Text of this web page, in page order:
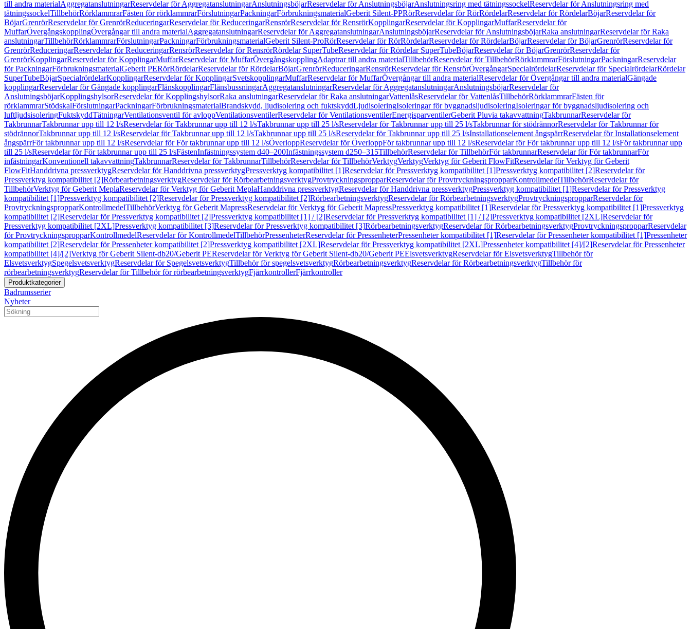
till andra materialAggregatanslutningarReservdelar för AggregatanslutningarAnslutningsböjarReservdelar för AnslutningsböjarAnslutningsring med tätningssockelReservdelar för Anslutningsring med
tätningssockelTillbehörRörklammrarFästen för rörklammrarFörslutningarPackningarFörbrukningsmaterialGeberit Silent-PPRörReservdelar för RörRördelarReservdelar för RördelarBöjarReservdelar för
BöjarGrenrörReservdelar för GrenrörReduceringarReservdelar för ReduceringarRensrörReservdelar för RensrörKopplingarReservdelar för KopplingarMuffarReservdelar för
MuffarÖvergångskopplingÖvergångar till andra materialAggregatanslutningarReservdelar för AggregatanslutningarAnslutningsböjarReservdelar för AnslutningsböjarRaka anslutningarReservdelar för Raka
anslutningarTillbehörRörklammrarFörslutningarPackningarFörbrukningsmaterialGeberit Silent-ProRörReservdelar för RörRördelarReservdelar för RördelarBöjarReservdelar för BöjarGrenrörReservdelar för
GrenrörReduceringarReservdelar för ReduceringarRensrörReservdelar för RensrörRördelar SuperTubeReservdelar för Rördelar SuperTubeBöjarReservdelar för BöjarGrenrörReservdelar för
GrenrörKopplingarReservdelar för KopplingarMuffarReservdelar för MuffarÖvergångskopplingAdaptrar till andra materialTillbehörReservdelar för TillbehörRörklammrarFörslutningarPackningarReservdelar
för PackningarFörbrukningsmaterialGeberit PERörRördelarReservdelar för RördelarBöjarGrenrörReduceringarRensrörReservdelar för RensrörÖvergångarSpecialrördelarReservdelar för SpecialrördelarRördelar
SuperTubeBöjarSpecialrördelarKopplingarReservdelar för KopplingarSvetskopplingarMuffarReservdelar för MuffarÖvergångar till andra materialReservdelar för Övergångar till andra materialGängade
kopplingarReservdelar för Gängade kopplingarFlänskopplingarFlänsbussningarAggregatanslutningarReservdelar för AggregatanslutningarAnslutningsböjarReservdelar för
AnslutningsböjarKopplingshylsorReservdelar för KopplingshylsorRaka anslutningarReservdelar för Raka anslutningarVattenlåsReservdelar för VattenlåsTillbehörRörklammrarFästen för
rörklammrarStödskalFörslutningarPackningarFörbrukningsmaterialBrandskydd, ljudisolering och fuktskyddLjudisoleringIsoleringar för byggnadsljudisoleringIsoleringar för byggnadsljudisolering och
luftljudsisoleringFuktskyddTätningarVentilationsventil för avloppVentilationsventilerReservdelar för VentilationsventilerEnergisparventilerGeberit Pluvia takavvattningTakbrunnarReservdelar för
TakbrunnarTakbrunnar upp till 12 l/sReservdelar för Takbrunnar upp till 12 l/sTakbrunnar upp till 25 l/sReservdelar för Takbrunnar upp till 25 l/sTakbrunnar för stödrännorReservdelar för Takbrunnar för
stödrännorTakbrunnar upp till 12 l/sReservdelar för Takbrunnar upp till 12 l/sTakbrunnar upp till 25 l/sReservdelar för Takbrunnar upp till 25 l/sInstallationselement ångspärrReservdelar för Installationselement
ångspärrFör takbrunnar upp till 12 l/sReservdelar för För takbrunnar upp till 12 l/sÖverloppReservdelar för ÖverloppFör takbrunnar upp till 12 l/sReservdelar för För takbrunnar upp till 12 l/sFör takbrunnar upp
till 25 l/sReservdelar för För takbrunnar upp till 25 l/sFästenInfästningssystem d40–200Infästningssystem d250–315TillbehörReservdelar för TillbehörFör takbrunnarReservdelar för För takbrunnarFör
infästningarKonventionell takavvattningTakbrunnarReservdelar för TakbrunnarTillbehörReservdelar för TillbehörVerktygVerktygVerktyg för Geberit FlowFitReservdelar för Verktyg för Geberit
FlowFitHanddrivna pressverktygReservdelar för Handdrivna pressverktygPressverktyg kompatibilitet [1]Reservdelar för Pressverktyg kompatibilitet [1]Pressverktyg kompatibilitet [2]Reservdelar för
Pressverktyg kompatibilitet [2]RörbearbetningsverktygReservdelar för RörbearbetningsverktygProvtryckningspropparReservdelar för ProvtryckningspropparKontrollmedelTillbehörReservdelar för
TillbehörVerktyg för Geberit MeplaReservdelar för Verktyg för Geberit MeplaHanddrivna pressverktygReservdelar för Handdrivna pressverktygPressverktyg kompatibilitet [1]Reservdelar för Pressverktyg
kompatibilitet [1]Pressverktyg kompatibilitet [2]Reservdelar för Pressverktyg kompatibilitet [2]RörbearbetningsverktygReservdelar för RörbearbetningsverktygProvtryckningspropparReservdelar för
ProvtryckningspropparKontrollmedelTillbehörVerktyg för Geberit MapressReservdelar för Verktyg för Geberit MapressPressverktyg kompatibilitet [1]Reservdelar för Pressverktyg kompatibilitet [1]Pressverktyg
kompatibilitet [2]Reservdelar för Pressverktyg kompatibilitet [2]Pressverktyg kompatibilitet [1] / [2]Reservdelar för Pressverktyg kompatibilitet [1] / [2]Pressverktyg kompatibilitet [2XL]Reservdelar för
Pressverktyg kompatibilitet [2XL]Pressverktyg kompatibilitet [3]Reservdelar för Pressverktyg kompatibilitet [3]RörbearbetningsverktygReservdelar för RörbearbetningsverktygProvtryckningspropparReservdelar
för ProvtryckningspropparKontrollmedelReservdelar för KontrollmedelTillbehörPressenheterReservdelar för PressenheterPressenheter kompatibilitet [1]Reservdelar för Pressenheter kompatibilitet [1]Pressenheter
kompatibilitet [2]Reservdelar för Pressenheter kompatibilitet [2]Pressverktyg kompatibilitet [2XL]Reservdelar för Pressverktyg kompatibilitet [2XL]Pressenheter kompatibilitet [4]/[2]Reservdelar för Pressenheter
kompatibilitet [4]/[2]Verktyg för Geberit Silent-db20/Geberit PEReservdelar för Verktyg för Geberit Silent-db20/Geberit PEElsvetsverktygReservdelar för ElsvetsverktygTillbehör för
ElsvetsverktygSpegelsvetsverktygReservdelar för SpegelsvetsverktygTillbehör för spegelsvetsverktygRörbearbetningsverktygReservdelar för RörbearbetningsverktygTillbehör för
rörbearbetningsverktygReservdelar för Tillbehör för rörbearbetningsverktygFjärrkontrollerFjärrkontroller
Produktkategorier
Badrumsserier
Nyheter